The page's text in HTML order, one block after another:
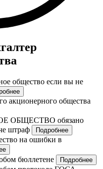
общество если вы не
акционерного общества
ОБЩЕСТВО обязано
штраф
Подробнее
на ошибки в
бюллетене Подробнее